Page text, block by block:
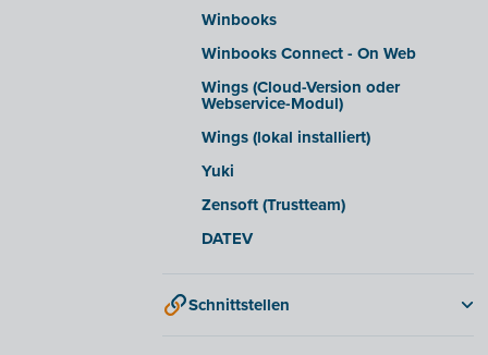
Winbooks
Winbooks Connect - On Web
Wings (Cloud-Version oder
Webservice-Modul)
Wings (lokal installiert)
Yuki
Zensoft (Trustteam)
DATEV
Schnittstellen